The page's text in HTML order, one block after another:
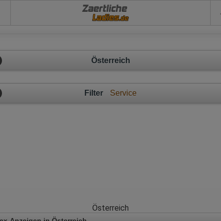
Zaertliche
Österreich
Filter Service
Österreich